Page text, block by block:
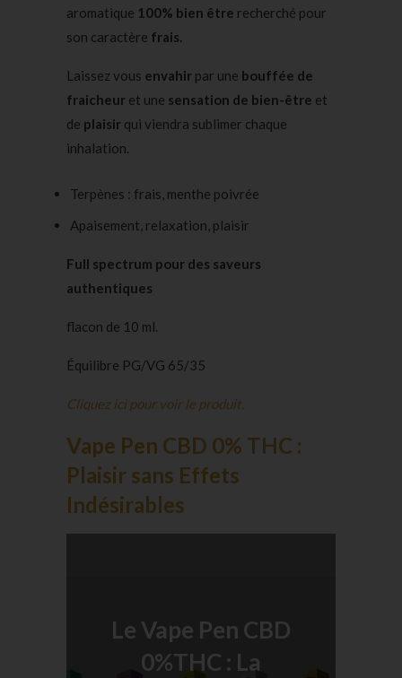
aromatique 100% bien être recherché pour
son caractère frais.
Laissez vous envahir par une bouffée de
fraicheur et une sensation de bien-être et
de plaisir qui viendra sublimer chaque
inhalation.
Terpènes : frais, menthe poivrée
Apaisement, relaxation, plaisir
Full spectrum pour des saveurs
authentiques
flacon de 10 ml.
Équilibre PG/VG 65/35
Cliquez ici pour voir le produit.
Vape Pen CBD 0% THC :
Plaisir sans Effets
Indésirables
Le Vape Pen CBD
0%THC : La